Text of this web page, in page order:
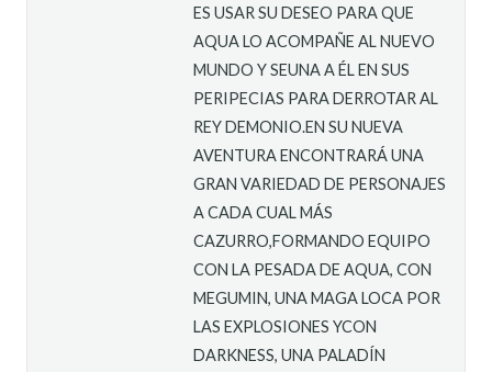
ES USAR SU DESEO PARA QUE
AQUA LO ACOMPAÑE AL NUEVO
MUNDO Y SEUNA A ÉL EN SUS
PERIPECIAS PARA DERROTAR AL
REY DEMONIO.EN SU NUEVA
AVENTURA ENCONTRARÁ UNA
GRAN VARIEDAD DE PERSONAJES
A CADA CUAL MÁS
CAZURRO,FORMANDO EQUIPO
CON LA PESADA DE AQUA, CON
MEGUMIN, UNA MAGA LOCA POR
LAS EXPLOSIONES YCON
DARKNESS, UNA PALADÍN